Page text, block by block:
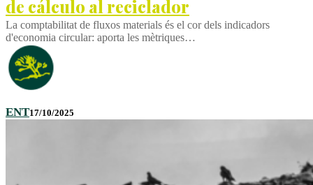
de cálculo al reciclador
La comptabilitat de fluxos materials és el cor dels indicadors
d'economia circular: aporta les mètriques…
ENT17/10/2025